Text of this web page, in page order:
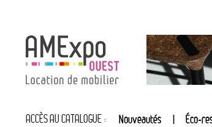
ACCÈS AU CATALOGUE : Nouveautés Éco-